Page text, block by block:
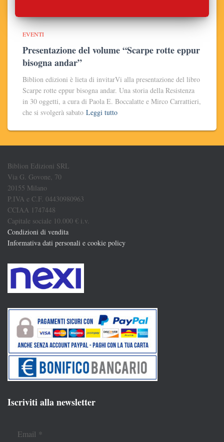
EVENTI
Presentazione del volume “Scarpe rotte eppur
bisogna andar”
Biblion edizioni è lieta di invitarVi alla presentazione del libro
Scarpe rotte eppur bisogna andar. Una storia della Resistenza
in 30 oggetti, a cura di Paola E. Boccalatte e Mirco Carrattieri,
che si svolgerà sabato Leggi tutto
Biblion Edizioni SRL
Via G. Govone, 70
20155 Milano
P.IVA e C.F. 04430980963
CCIAA 1747448
Capitale sociale 10.000 € i.v.
Condizioni di vendita
Informativa dati personali e cookie policy
Iscriviti alla newsletter
Email *